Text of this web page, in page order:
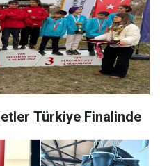
Türkiye Finalinde